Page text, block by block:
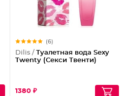
(6)
Dilis / Туалетная вода Sexy
Twenty (Секси Твенти)
1380 ₽